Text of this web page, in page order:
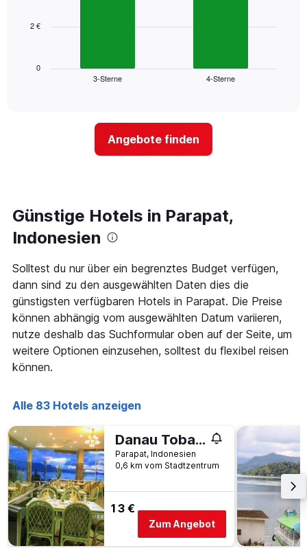
X-
die
Hotelkategorien
die
durchschnittlichen
für
heute
Nacht
in
den
letzten
3
Tagen
anzeigt.
Das
zeigt
Tagen,
aggregiert
nach
Das
Diagramm
hat
1
X-
Achse,
die
die
Hotelkategorien
anzeigt
Diagramm
hat
1
Y-
Achse,
die
den
durchschnittlichen
Zimmerpreis
an
3-Sterne 4-Sterne
0
2 €
Angebote finden
Günstige Hotels in Parapat,
Indonesien
Solltest du nur über ein begrenztes Budget verfügen,
dann sind zu den ausgewählten Daten dies die
günstigsten verfügbaren Hotels in Parapat. Die Preise
können abhängig vom ausgewählten Datum variieren,
nutze deshalb das Suchformular oben auf der Seite, um
weitere Optionen einzusehen, solltest du flexibel reisen
können.
Alle 83 Hotels anzeigen
Danau Toba International Cottage
Parapat, Indonesien
0,6 km vom Stadtzentrum
13 €
Zum Angebot